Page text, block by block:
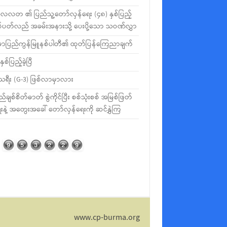
လတ ၏ ပြည်သူ့တော်လှန်ရေး (၄၈) နှစ်ပြည့်
ပတ်လည် အခမ်းအနားသို့ ပေးပို့သော သဝဏ်လွှာ
ာပြည်ကွန်မြူနစ်ပါတီ၏ ထုတ်ပြန်ကြေညာချက်
နှစ်ပြည့်ခဲ့ပြီ
ရီး (G-3) ဖြစ်လာမှာလား
ချစ်စိတ်ဓာတ် စွဲကိုင်ပြီး စစ်သုံးစစ် အမြစ်ဖြတ်
းနဲ့ အတွေးအခေါ် တော်လှန်ရေးကို ဆင်နွှဲကြ
www.cp-burma.org